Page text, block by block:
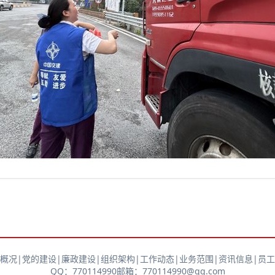
况| 党的建设| 廉政建设|组织架构 | 工作动态| 业务范围 |资讯信息 | 员
QQ：770114990邮箱：770114990@qq.com